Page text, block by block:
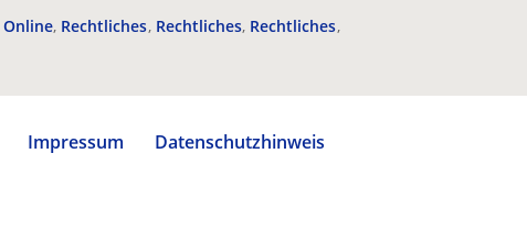
Online Rechtliches Rechtliches Rechtliches
Impressum
Datenschutzhinweis